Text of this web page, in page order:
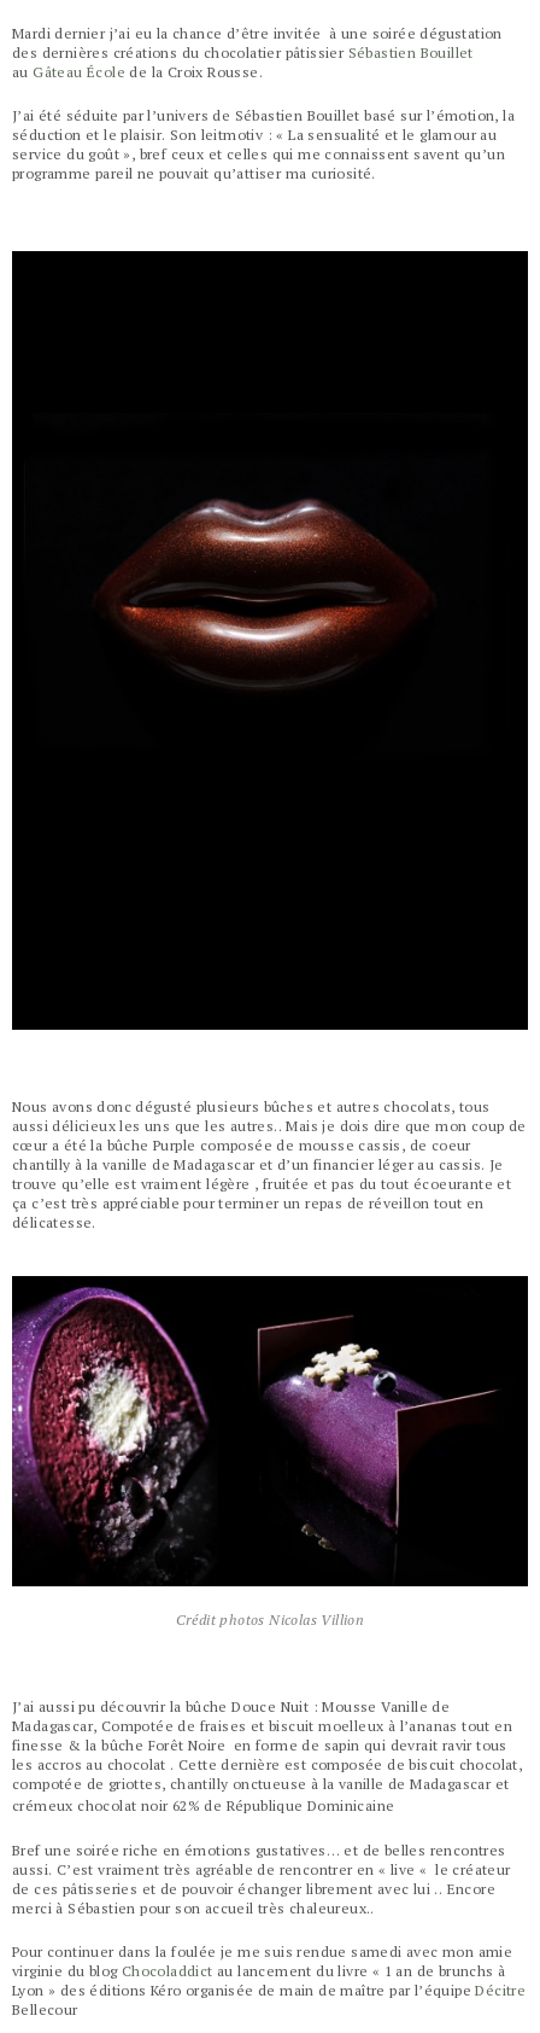
Mardi dernier j’ai eu la chance d’être invitée à une soirée dégustation
des dernières créations du chocolatier pâtissier Sébastien Bouillet
au Gâteau École de la Croix Rousse.
J’ai été séduite par l’univers de Sébastien Bouillet basé sur l’émotion, la
séduction et le plaisir. Son leitmotiv : « La sensualité et le glamour au
service du goût », bref ceux et celles qui me connaissent savent qu’un
programme pareil ne pouvait qu’attiser ma curiosité.
Nous avons donc dégusté plusieurs bûches et autres chocolats, tous
aussi délicieux les uns que les autres.. Mais je dois dire que mon coup de
cœur a été la bûche Purple composée de mousse cassis, de coeur
chantilly à la vanille de Madagascar et d’un financier léger au cassis. Je
trouve qu’elle est vraiment légère , fruitée et pas du tout écoeurante et
ça c’est très appréciable pour terminer un repas de réveillon tout en
délicatesse.
Crédit photos Nicolas Villion
J’ai aussi pu découvrir la bûche Douce Nuit : Mousse Vanille de
Madagascar, Compotée de fraises et biscuit moelleux à l’ananas tout en
finesse & la bûche Forêt Noire en forme de sapin qui devrait ravir tous
les accros au chocolat . Cette dernière est composée de biscuit chocolat,
compotée de griottes, chantilly onctueuse à la vanille de Madagascar et
crémeux chocolat noir 62% de République Dominicaine
Bref une soirée riche en émotions gustatives… et de belles rencontres
aussi. C’est vraiment très agréable de rencontrer en « live « le créateur
de ces pâtisseries et de pouvoir échanger librement avec lui .. Encore
merci à Sébastien pour son accueil très chaleureux..
Pour continuer dans la foulée je me suis rendue samedi avec mon amie
virginie du blog Chocoladdict au lancement du livre « 1 an de brunchs à
Lyon » des éditions Kéro organisée de main de maître par l’équipeDécitre
Bellecour